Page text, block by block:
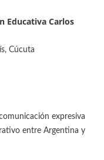
Educativa Carlos
Cúcuta
expresiva
entre Argentina y